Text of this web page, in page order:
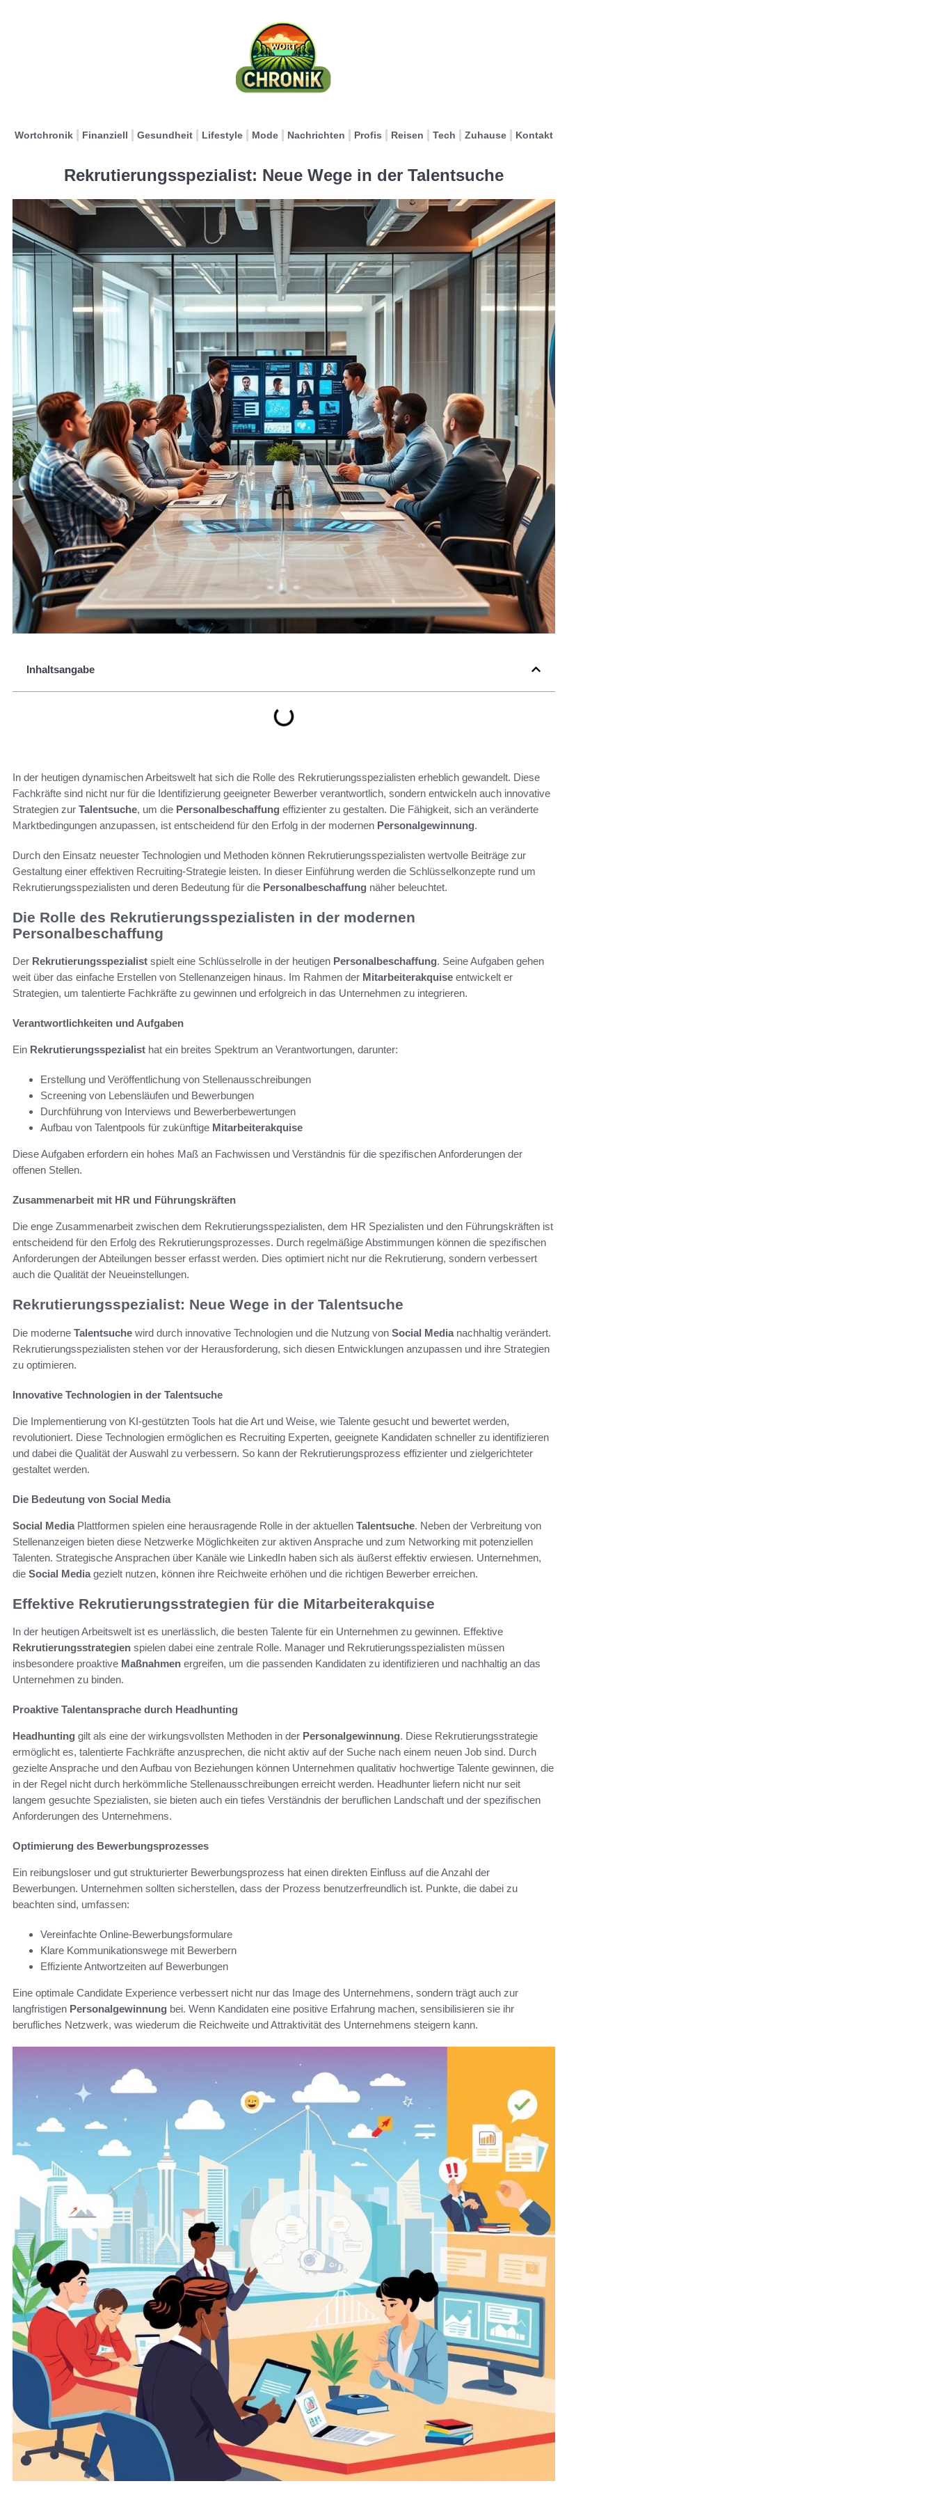
Wortchronik Finanziell Gesundheit Lifestyle Mode Nachrichten Profis Reisen Tech Zuhause Kontakt
Rekrutierungsspezialist: Neue Wege in der Talentsuche
Inhaltsangabe
In der heutigen dynamischen Arbeitswelt hat sich die Rolle des Rekrutierungsspezialisten erheblich gewandelt. Diese
Fachkräfte sind nicht nur für die Identifizierung geeigneter Bewerber verantwortlich, sondern entwickeln auch innovative
Strategien zur Talentsuche, um die Personalbeschaffung effizienter zu gestalten. Die Fähigkeit, sich an veränderte
Marktbedingungen anzupassen, ist entscheidend für den Erfolg in der modernen Personalgewinnung.
Durch den Einsatz neuester Technologien und Methoden können Rekrutierungsspezialisten wertvolle Beiträge zur
Gestaltung einer effektiven Recruiting-Strategie leisten. In dieser Einführung werden die Schlüsselkonzepte rund um
Rekrutierungsspezialisten und deren Bedeutung für die Personalbeschaffung näher beleuchtet.
Die Rolle des Rekrutierungsspezialisten in der modernen
Personalbeschaffung
Der Rekrutierungsspezialist spielt eine Schlüsselrolle in der heutigen Personalbeschaffung. Seine Aufgaben gehen
weit über das einfache Erstellen von Stellenanzeigen hinaus. Im Rahmen der Mitarbeiterakquise entwickelt er
Strategien, um talentierte Fachkräfte zu gewinnen und erfolgreich in das Unternehmen zu integrieren.
Verantwortlichkeiten und Aufgaben
Ein Rekrutierungsspezialist hat ein breites Spektrum an Verantwortungen, darunter:
Erstellung und Veröffentlichung von Stellenausschreibungen
Screening von Lebensläufen und Bewerbungen
Durchführung von Interviews und Bewerberbewertungen
Aufbau von Talentpools für zukünftige Mitarbeiterakquise
Diese Aufgaben erfordern ein hohes Maß an Fachwissen und Verständnis für die spezifischen Anforderungen der
offenen Stellen.
Zusammenarbeit mit HR und Führungskräften
Die enge Zusammenarbeit zwischen dem Rekrutierungsspezialisten, dem HR Spezialisten und den Führungskräften ist
entscheidend für den Erfolg des Rekrutierungsprozesses. Durch regelmäßige Abstimmungen können die spezifischen
Anforderungen der Abteilungen besser erfasst werden. Dies optimiert nicht nur die Rekrutierung, sondern verbessert
auch die Qualität der Neueinstellungen.
Rekrutierungsspezialist: Neue Wege in der Talentsuche
Die moderne Talentsuche wird durch innovative Technologien und die Nutzung von Social Medianachhaltig verändert.
Rekrutierungsspezialisten stehen vor der Herausforderung, sich diesen Entwicklungen anzupassen und ihre Strategien
zu optimieren.
Innovative Technologien in der Talentsuche
Die Implementierung von KI-gestützten Tools hat die Art und Weise, wie Talente gesucht und bewertet werden,
revolutioniert. Diese Technologien ermöglichen es Recruiting Experten, geeignete Kandidaten schneller zu identifizieren
und dabei die Qualität der Auswahl zu verbessern. So kann der Rekrutierungsprozess effizienter und zielgerichteter
gestaltet werden.
Die Bedeutung von Social Media
Social MediaPlattformen spielen eine herausragende Rolle in der aktuellen Talentsuche. Neben der Verbreitung von
Stellenanzeigen bieten diese Netzwerke Möglichkeiten zur aktiven Ansprache und zum Networking mit potenziellen
Talenten. Strategische Ansprachen über Kanäle wie LinkedIn haben sich als äußerst effektiv erwiesen. Unternehmen,
die Social Mediagezielt nutzen, können ihre Reichweite erhöhen und die richtigen Bewerber erreichen.
Effektive Rekrutierungsstrategien für die Mitarbeiterakquise
In der heutigen Arbeitswelt ist es unerlässlich, die besten Talente für ein Unternehmen zu gewinnen. Effektive
Rekrutierungsstrategien spielen dabei eine zentrale Rolle. Manager und Rekrutierungsspezialisten müssen
insbesondere proaktive Maßnahmen ergreifen, um die passenden Kandidaten zu identifizieren und nachhaltig an das
Unternehmen zu binden.
Proaktive Talentansprache durch Headhunting
Headhunting gilt als eine der wirkungsvollsten Methoden in der Personalgewinnung. Diese Rekrutierungsstrategie
ermöglicht es, talentierte Fachkräfte anzusprechen, die nicht aktiv auf der Suche nach einem neuen Job sind. Durch
gezielte Ansprache und den Aufbau von Beziehungen können Unternehmen qualitativ hochwertige Talente gewinnen, die
in der Regel nicht durch herkömmliche Stellenausschreibungen erreicht werden. Headhunter liefern nicht nur seit
langem gesuchte Spezialisten, sie bieten auch ein tiefes Verständnis der beruflichen Landschaft und der spezifischen
Anforderungen des Unternehmens.
Optimierung des Bewerbungsprozesses
Ein reibungsloser und gut strukturierter Bewerbungsprozess hat einen direkten Einfluss auf die Anzahl der
Bewerbungen. Unternehmen sollten sicherstellen, dass der Prozess benutzerfreundlich ist. Punkte, die dabei zu
beachten sind, umfassen:
Vereinfachte Online-Bewerbungsformulare
Klare Kommunikationswege mit Bewerbern
Effiziente Antwortzeiten auf Bewerbungen
Eine optimale Candidate Experience verbessert nicht nur das Image des Unternehmens, sondern trägt auch zur
langfristigen Personalgewinnung bei. Wenn Kandidaten eine positive Erfahrung machen, sensibilisieren sie ihr
berufliches Netzwerk, was wiederum die Reichweite und Attraktivität des Unternehmens steigern kann.